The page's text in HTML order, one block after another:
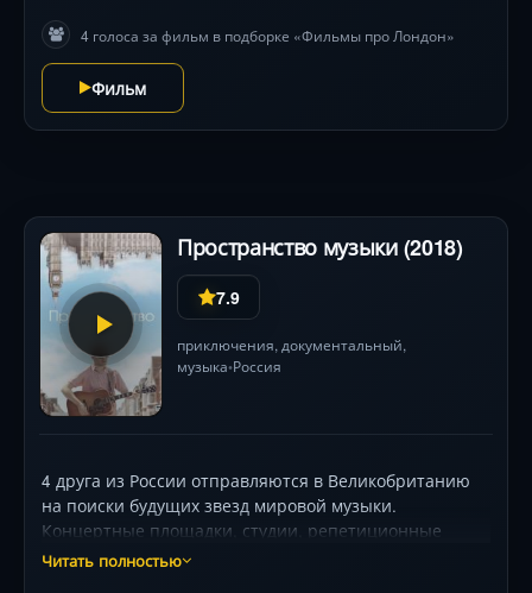
4 голоса за фильм в подборке «Фильмы про Лондон»
Фильм
Пространство музыки (2018)
7.9
приключения, документальный,
музыка•Россия
4 друга из России отправляются в Великобританию
на поиски будущих звезд мировой музыки.
Концертные площадки, студии, репетиционные
базы, фестивали, клубы и улицы. На пути от
Читать полностью